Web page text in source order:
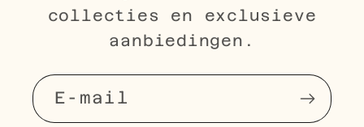
collecties en exclusieve
aanbiedingen.
E‑mail